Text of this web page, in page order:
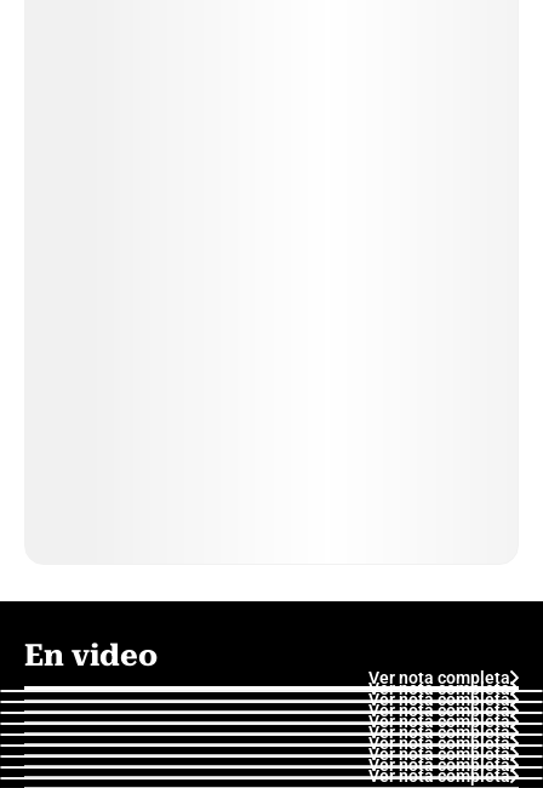
En video
Ver nota completa
Ver nota completa
Ver nota completa
Ver nota completa
Ver nota completa
Ver nota completa
Ver nota completa
Ver nota completa
Ver nota completa
Ver nota completa